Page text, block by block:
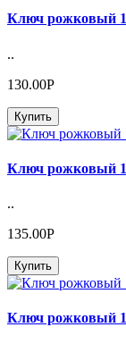
Ключ рожковый
..
130.00Р
Купить
Ключ рожковый
..
135.00Р
Купить
Ключ рожковый